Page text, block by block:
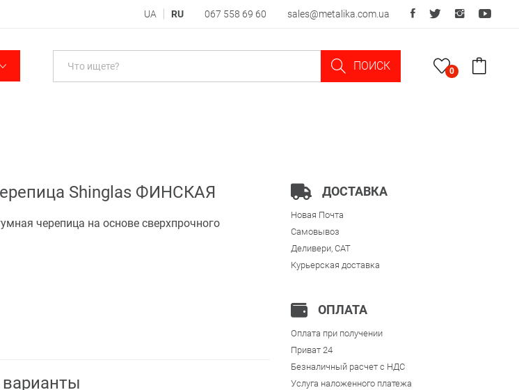
UA RU 067 558 69 60 sales@metalika.com.ua
ПОИСК 0
Shinglas ФИНСКАЯ
черепица на основе сверхпрочного
ДОСТАВКА
Новая Почта
Самовывоз
Деливери, CAT
Курьерская доставка
ОПЛАТА
Оплата при получении
Приват 24
Безналичный расчет с НДС
Услуга наложенного платежа